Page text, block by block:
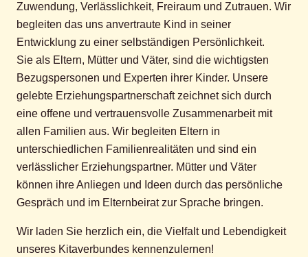
Zuwendung, Verlässlichkeit, Freiraum und Zutrauen. Wir
begleiten das uns anvertraute Kind in seiner
Entwicklung zu einer selbständigen Persönlichkeit.
Sie als Eltern, Mütter und Väter, sind die wichtigsten
Bezugspersonen und Experten ihrer Kinder. Unsere
gelebte Erziehungspartnerschaft zeichnet sich durch
eine offene und vertrauensvolle Zusammenarbeit mit
allen Familien aus. Wir begleiten Eltern in
unterschiedlichen Familienrealitäten und sind ein
verlässlicher Erziehungspartner. Mütter und Väter
können ihre Anliegen und Ideen durch das persönliche
Gespräch und im Elternbeirat zur Sprache bringen.
Wir laden Sie herzlich ein, die Vielfalt und Lebendigkeit
unseres Kitaverbundes kennenzulernen!